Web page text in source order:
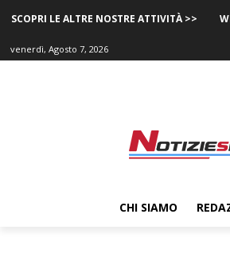
SCOPRI LE ALTRE NOSTRE ATTIVITÀ >>
venerdì, Agosto 7, 2026
CHI SIAMO